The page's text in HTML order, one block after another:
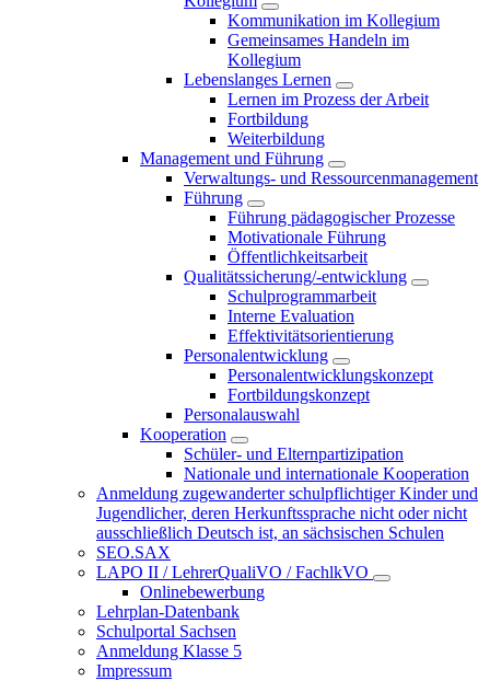
Kommunikation im Kollegium
Gemeinsames Handeln im
Kollegium
Lebenslanges Lernen
Lernen im Prozess der Arbeit
Fortbildung
Weiterbildung
Management und Führung
Verwaltungs- und Ressourcenmanagement
Führung
Führung pädagogischer Prozesse
Motivationale Führung
Öffentlichkeitsarbeit
Qualitätssicherung/-entwicklung
Schulprogrammarbeit
Interne Evaluation
Effektivitätsorientierung
Personalentwicklung
Personalentwicklungskonzept
Fortbildungskonzept
Personalauswahl
Kooperation
Schüler- und Elternpartizipation
Nationale und internationale Kooperation
Anmeldung zugewanderter schulpflichtiger Kinder und
Jugendlicher, deren Herkunftssprache nicht oder nicht
ausschließlich Deutsch ist, an sächsischen Schulen
SEO.SAX
LAPO II / LehrerQualiVO / FachlkVO
Onlinebewerbung
Lehrplan-Datenbank
Schulportal Sachsen
Anmeldung Klasse 5
Impressum